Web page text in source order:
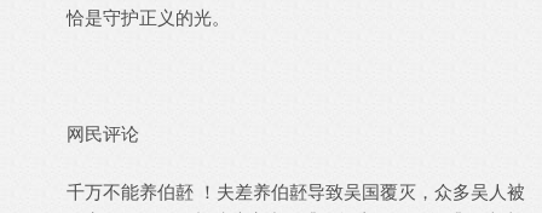
恰是守护正义的光。
网民评论
千万不能养伯噽 ！夫差养伯噽导致吴国覆灭，众多吴人被